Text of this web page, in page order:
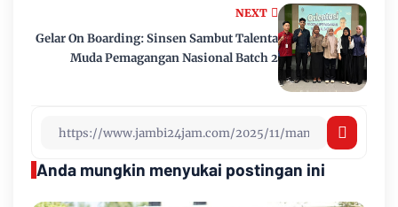
NEXT
Gelar On Boarding: Sinsen Sambut Talenta
Muda Pemagangan Nasional Batch 2
Anda mungkin menyukai postingan ini